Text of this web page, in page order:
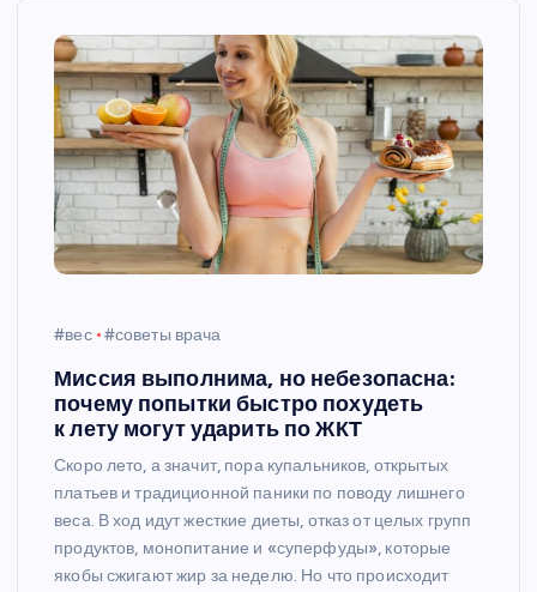
#вес #советы врача
Миссия выполнима, но небезопасна:
почему попытки быстро похудеть
к лету могут ударить по ЖКТ
Скоро лето, а значит, пора купальников, открытых
платьев и традиционной паники по поводу лишнего
веса. В ход идут жесткие диеты, отказ от целых групп
продуктов, монопитание и «суперфуды», которые
якобы сжигают жир за неделю. Но что происходит